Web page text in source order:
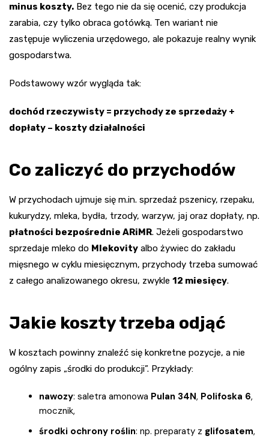
minus koszty. Bez tego nie da się ocenić, czy produkcja
zarabia, czy tylko obraca gotówką. Ten wariant nie
zastępuje wyliczenia urzędowego, ale pokazuje realny wynik
gospodarstwa.
Podstawowy wzór wygląda tak:
dochód rzeczywisty = przychody ze sprzedaży +
dopłaty – koszty działalności
Co zaliczyć do przychodów
W przychodach ujmuje się m.in. sprzedaż pszenicy, rzepaku,
kukurydzy, mleka, bydła, trzody, warzyw, jaj oraz dopłaty, np.
płatności bezpośrednie ARiMR. Jeżeli gospodarstwo
sprzedaje mleko do Mlekovity albo żywiec do zakładu
mięsnego w cyklu miesięcznym, przychody trzeba sumować
z całego analizowanego okresu, zwykle 12 miesięcy.
Jakie koszty trzeba odjąć
W kosztach powinny znaleźć się konkretne pozycje, a nie
ogólny zapis „środki do produkcji”. Przykłady:
nawozy: saletra amonowa Pulan 34N, Polifoska 6,
mocznik,
środki ochrony roślin: np. preparaty z glifosatem,